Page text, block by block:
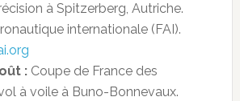
à Spitzerberg, Autriche.
internationale (FAI).
:Coupe de France des
à voile à Buno-Bonnevaux.